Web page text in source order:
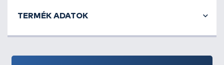
TERMÉK ADATOK